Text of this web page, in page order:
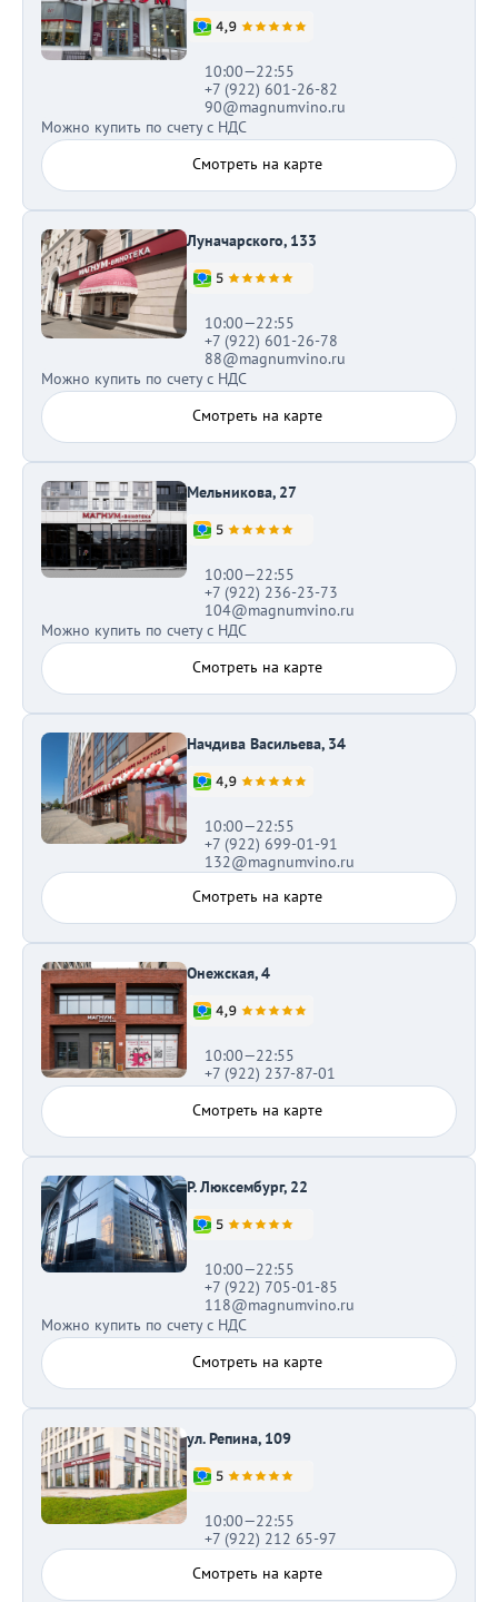
10:00—22:55
+7 (922) 601-26-82
90@magnumvino.ru
Можно купить по счету с НДС
Смотреть на карте
Луначарского, 133
10:00—22:55
+7 (922) 601-26-78
88@magnumvino.ru
Можно купить по счету с НДС
Смотреть на карте
Мельникова, 27
10:00—22:55
+7 (922) 236-23-73
104@magnumvino.ru
Можно купить по счету с НДС
Смотреть на карте
Начдива Васильева, 34
10:00—22:55
+7 (922) 699-01-91
132@magnumvino.ru
Смотреть на карте
Онежская, 4
10:00—22:55
+7 (922) 237-87-01
Смотреть на карте
Р. Люксембург, 22
10:00—22:55
+7 (922) 705-01-85
118@magnumvino.ru
Можно купить по счету с НДС
Смотреть на карте
ул. Репина, 109
10:00—22:55
+7 (922) 212 65-97
Смотреть на карте